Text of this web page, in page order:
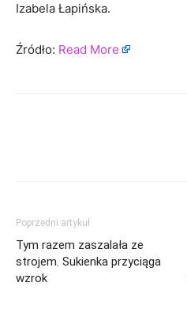
Izabela Łapińska.
Źródło: Read More
Poprzedni artykuł
Tym razem zaszalała ze
strojem. Sukienka przyciąga
wzrok